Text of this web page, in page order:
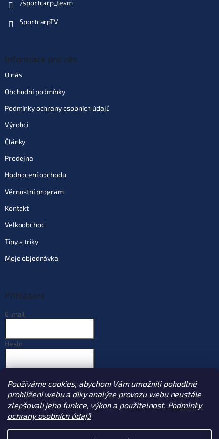
Používáme cookies, abychom Vám umožnili pohodlné
prohlížení webu a díky analýze provozu webu neustále
zlepšovali jeho funkce, výkon a použitelnost. Podmínky
ochrany osobních údajů
/sportcarp_team
SportcarpTV
Informace pro vás
O nás
Obchodní podmínky
Podmínky ochrany osobních údajů
Výrobci
Články
Prodejna
Hodnocení obchodu
Věrnostní program
Kontakt
Velkoobchod
Tipy a triky
Moje objednávka
Přihlášení
E-mail
Heslo
Nová registrace
Zapomenuté heslo